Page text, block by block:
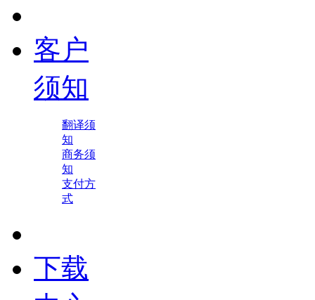
客户
须知
翻译须
知
商务须
知
支付方
式
下载